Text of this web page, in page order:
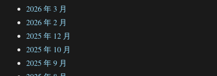
2026 年 3 月
2026 年 2 月
2025 年 12 月
2025 年 10 月
2025 年 9 月